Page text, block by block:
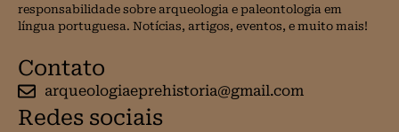
responsabilidade sobre arqueologia e paleontologia em
língua portuguesa. Notícias, artigos, eventos, e muito mais!
Contato
arqueologiaeprehistoria@gmail.com
Redes sociais